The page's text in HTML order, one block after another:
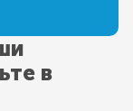
в